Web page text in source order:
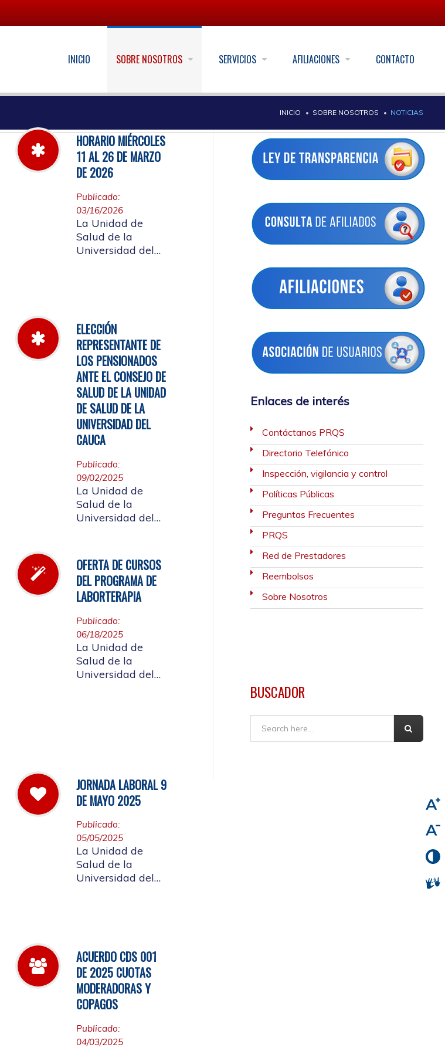
INICIO SOBRE NOSOTROS SERVICIOS AFILIACIONES CONTACTO
INICIO SOBRE NOSOTROS NOTICIAS
HORARIO MIÉRCOLES
11 AL 26 DE MARZO
DE 2026
Publicado:
03/16/2026
La Unidad de
Salud de la
Universidad del
marzo hasta el
jueves 26 de
marzo de 2026
ELECCIÓN
REPRESENTANTE DE
LOS PENSIONADOS
ANTE EL CONSEJO DE
SALUD DE LA UNIDAD
DE SALUD DE LA
UNIVERSIDAD DEL
CAUCA
Publicado:
09/02/2025
La Unidad de
Salud de la
Universidad del
elección del
candidato que
representará a los
Pensionados en el
OFERTA DE CURSOS
DEL PROGRAMA DE
LABORTERAPIA
Publicado:
06/18/2025
La Unidad de
Salud de la
Universidad del
Universitaria
Afiliada a
participar en ellos.
JORNADA LABORAL 9
DE MAYO 2025
Publicado:
05/05/2025
La Unidad de
Salud de la
Universidad del
ACUERDO CDS 001
DE 2025 CUOTAS
MODERADORAS Y
COPAGOS
Publicado:
04/03/2025
Enlaces de interés
Contáctanos PRQS
Directorio Telefónico
Inspección, vigilancia y control
Políticas Públicas
Preguntas Frecuentes
PRQS
Red de Prestadores
Reembolsos
Sobre Nosotros
BUSCADOR
Buscar